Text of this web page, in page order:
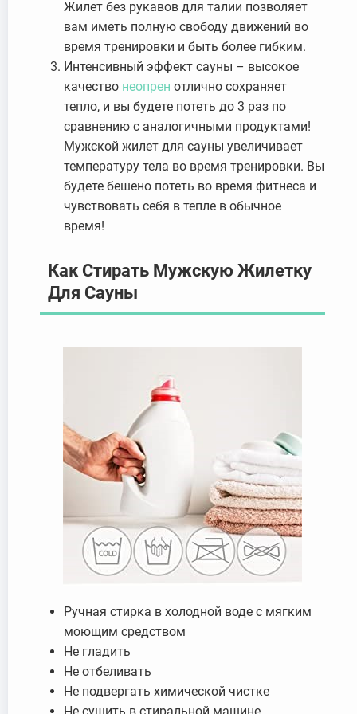
Жилет без рукавов для талии позволяет
вам иметь полную свободу движений во
время тренировки и быть более гибким.
Интенсивный эффект сауны – высокое
качество неопрен отлично сохраняет
тепло, и вы будете потеть до 3 раз по
сравнению с аналогичными продуктами!
Мужской жилет для сауны увеличивает
температуру тела во время тренировки. Вы
будете бешено потеть во время фитнеса и
чувствовать себя в тепле в обычное
время!
Как Стирать Мужскую Жилетку
Для Сауны
Ручная стирка в холодной воде с мягким
моющим средством
Не гладить
Не отбеливать
Не подвергать химической чистке